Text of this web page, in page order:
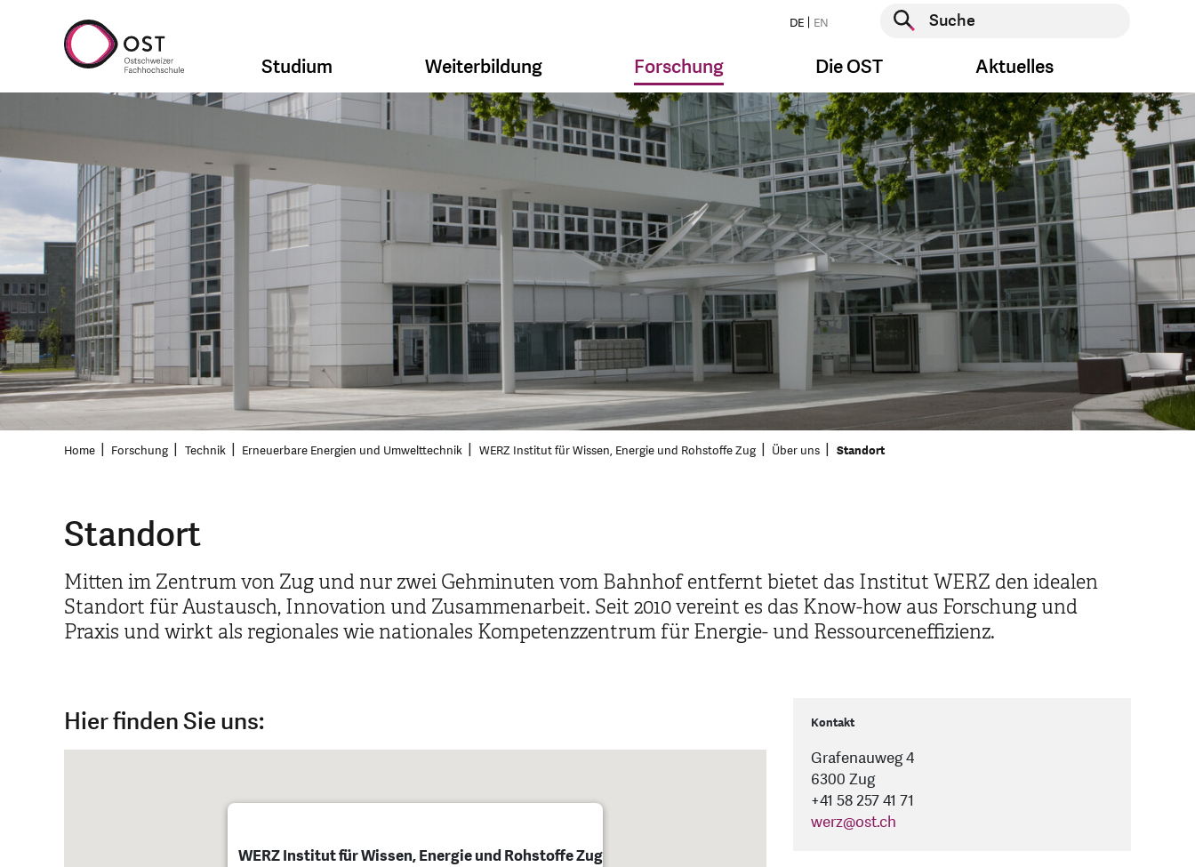
DE EN
Suche starten
Studium Weiterbildung Forschung Die OST Aktuelles
Home Forschung Technik Erneuerbare Energien und Umwelttechnik WERZ Institut für Wissen, Energie und Rohstoffe Zug Über uns Standort
Standort
Mitten im Zentrum von Zug und nur zwei Gehminuten vom Bahnhof entfernt bietet das Institut WERZ den idealen
Standort für Austausch, Innovation und Zusammenarbeit. Seit 2010 vereint es das Know-how aus Forschung und
Praxis und wirkt als regionales wie nationales Kompetenzzentrum für Energie- und Ressourceneffizienz.
Hier finden Sie uns:
WERZ Institut für Wissen, Energie und Rohstoffe Zug
Kontakt
Grafenauweg 4
6300 Zug
+41 58 257 41 71
werz@ost.ch